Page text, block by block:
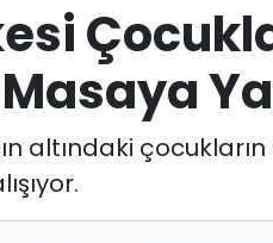
altındaki